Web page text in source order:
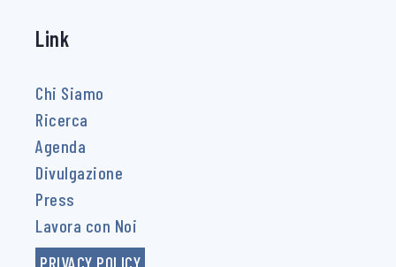
Link
Chi Siamo
Ricerca
Agenda
Divulgazione
Press
Lavora con Noi
PRIVACY POLICY